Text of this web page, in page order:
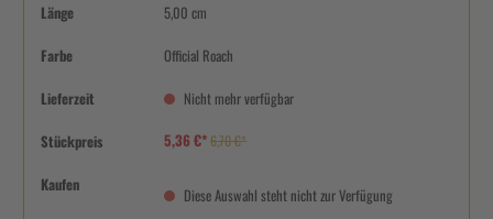
Länge 5,00 cm
Farbe Official Roach
Lieferzeit Nicht mehr verfügbar
Stückpreis 5,36 €*6,70 €*
Kaufen
Diese Auswahl steht nicht zur Verfügung